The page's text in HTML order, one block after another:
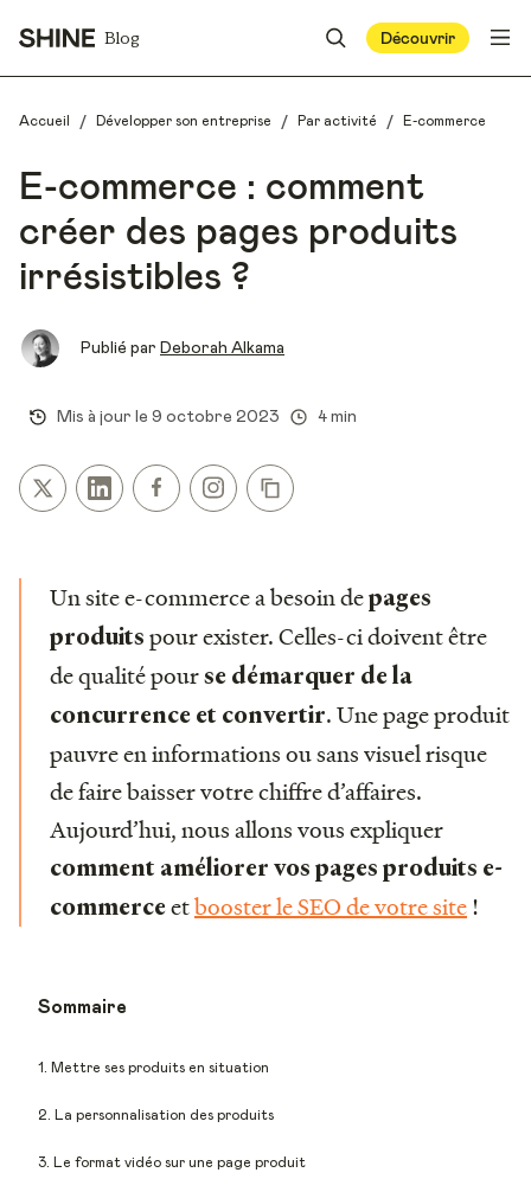
Blog Découvrir
Accueil / Développer son entreprise / Par activité / E-commerce
E-commerce : comment
créer des pages produits
irrésistibles ?
Publié par Deborah Alkama
Mis à jour le 9 octobre 2023 4 min
Un site e-commerce a besoin depages
produits pour exister. Celles-ci doivent être
de qualité pourse démarquer de la
concurrence et convertir. Une page produit
pauvre en informations ou sans visuel risque
de faire baisser votre chiffre d’affaires.
Aujourd’hui, nous allons vous expliquer
comment améliorer vos pages produits e-
commerceetbooster le SEO de votre site!
Sommaire
1. Mettre ses produits en situation
2. La personnalisation des produits
3. Le format vidéo sur une page produit